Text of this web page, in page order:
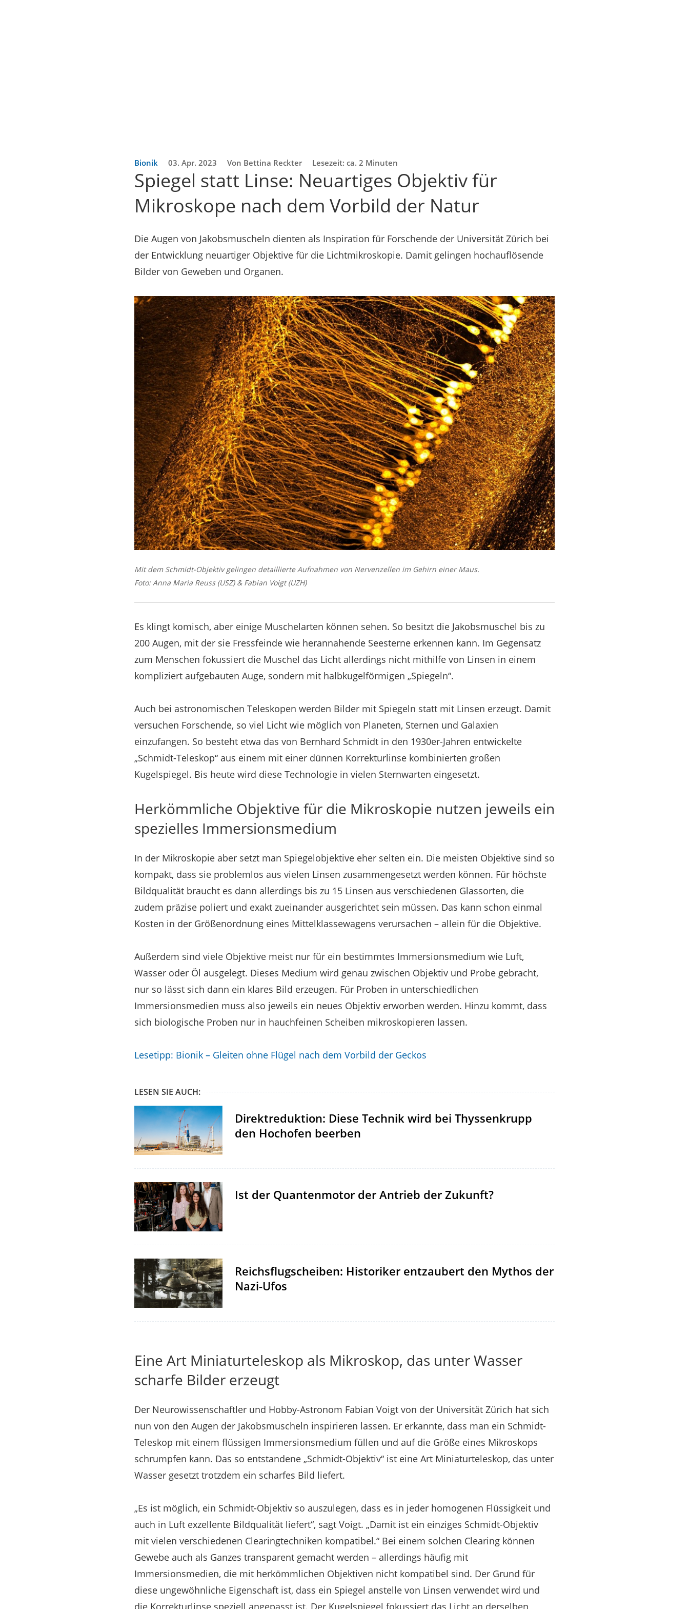
Bionik 03. Apr. 2023 Von Bettina Reckter Lesezeit: ca. 2 Minuten
Spiegel statt Linse: Neuartiges Objektiv für
Mikroskope nach dem Vorbild der Natur
Die Augen von Jakobsmuscheln dienten als Inspiration für Forschende der Universität Zürich bei
der Entwicklung neuartiger Objektive für die Lichtmikroskopie. Damit gelingen hochauflösende
Bilder von Geweben und Organen.
Mit dem Schmidt-Objektiv gelingen detaillierte Aufnahmen von Nervenzellen im Gehirn einer Maus.
Foto: Anna Maria Reuss (USZ) & Fabian Voigt (UZH)
Es klingt komisch, aber einige Muschelarten können sehen. So besitzt die Jakobsmuschel bis zu
200 Augen, mit der sie Fressfeinde wie herannahende Seesterne erkennen kann. Im Gegensatz
zum Menschen fokussiert die Muschel das Licht allerdings nicht mithilfe von Linsen in einem
kompliziert aufgebauten Auge, sondern mit halbkugelförmigen „Spiegeln“.
Auch bei astronomischen Teleskopen werden Bilder mit Spiegeln statt mit Linsen erzeugt. Damit
versuchen Forschende, so viel Licht wie möglich von Planeten, Sternen und Galaxien
einzufangen. So besteht etwa das von Bernhard Schmidt in den 1930er-Jahren entwickelte
„Schmidt-Teleskop“ aus einem mit einer dünnen Korrekturlinse kombinierten großen
Kugelspiegel. Bis heute wird diese Technologie in vielen Sternwarten eingesetzt.
Herkömmliche Objektive für die Mikroskopie nutzen jeweils ein
spezielles Immersionsmedium
In der Mikroskopie aber setzt man Spiegelobjektive eher selten ein. Die meisten Objektive sind so
kompakt, dass sie problemlos aus vielen Linsen zusammengesetzt werden können. Für höchste
Bildqualität braucht es dann allerdings bis zu 15 Linsen aus verschiedenen Glassorten, die
zudem präzise poliert und exakt zueinander ausgerichtet sein müssen. Das kann schon einmal
Kosten in der Größenordnung eines Mittelklassewagens verursachen – allein für die Objektive.
Außerdem sind viele Objektive meist nur für ein bestimmtes Immersionsmedium wie Luft,
Wasser oder Öl ausgelegt. Dieses Medium wird genau zwischen Objektiv und Probe gebracht,
nur so lässt sich dann ein klares Bild erzeugen. Für Proben in unterschiedlichen
Immersionsmedien muss also jeweils ein neues Objektiv erworben werden. Hinzu kommt, dass
sich biologische Proben nur in hauchfeinen Scheiben mikroskopieren lassen.
Lesetipp: Bionik – Gleiten ohne Flügel nach dem Vorbild der Geckos
LESEN SIE AUCH:
Direktreduktion: Diese Technik wird bei Thyssenkrupp
den Hochofen beerben
Ist der Quantenmotor der Antrieb der Zukunft?
Reichsflugscheiben: Historiker entzaubert den Mythos der
Nazi-Ufos
Eine Art Miniaturteleskop als Mikroskop, das unter Wasser
scharfe Bilder erzeugt
Der Neurowissenschaftler und Hobby-Astronom Fabian Voigt von der Universität Zürich hat sich
nun von den Augen der Jakobsmuscheln inspirieren lassen. Er erkannte, dass man ein Schmidt-
Teleskop mit einem flüssigen Immersionsmedium füllen und auf die Größe eines Mikroskops
schrumpfen kann. Das so entstandene „Schmidt-Objektiv“ ist eine Art Miniaturteleskop, das unter
Wasser gesetzt trotzdem ein scharfes Bild liefert.
„Es ist möglich, ein Schmidt-Objektiv so auszulegen, dass es in jeder homogenen Flüssigkeit und
auch in Luft exzellente Bildqualität liefert“, sagt Voigt. „Damit ist ein einziges Schmidt-Objektiv
mit vielen verschiedenen Clearingtechniken kompatibel.“ Bei einem solchen Clearing können
Gewebe auch als Ganzes transparent gemacht werden – allerdings häufig mit
Immersionsmedien, die mit herkömmlichen Objektiven nicht kompatibel sind. Der Grund für
diese ungewöhnliche Eigenschaft ist, dass ein Spiegel anstelle von Linsen verwendet wird und
die Korrekturlinse speziell angepasst ist. Der Kugelspiegel fokussiert das Licht an derselben